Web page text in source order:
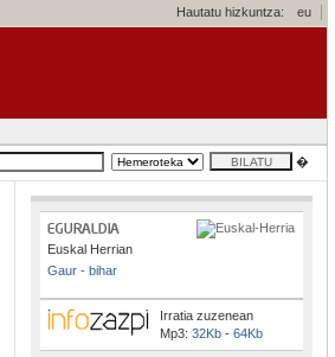
Hautatu hizkuntza:
eu
�
Euskal Herrian
Gaur - bihar
Irratia zuzenean
Mp3:32Kb-64Kb